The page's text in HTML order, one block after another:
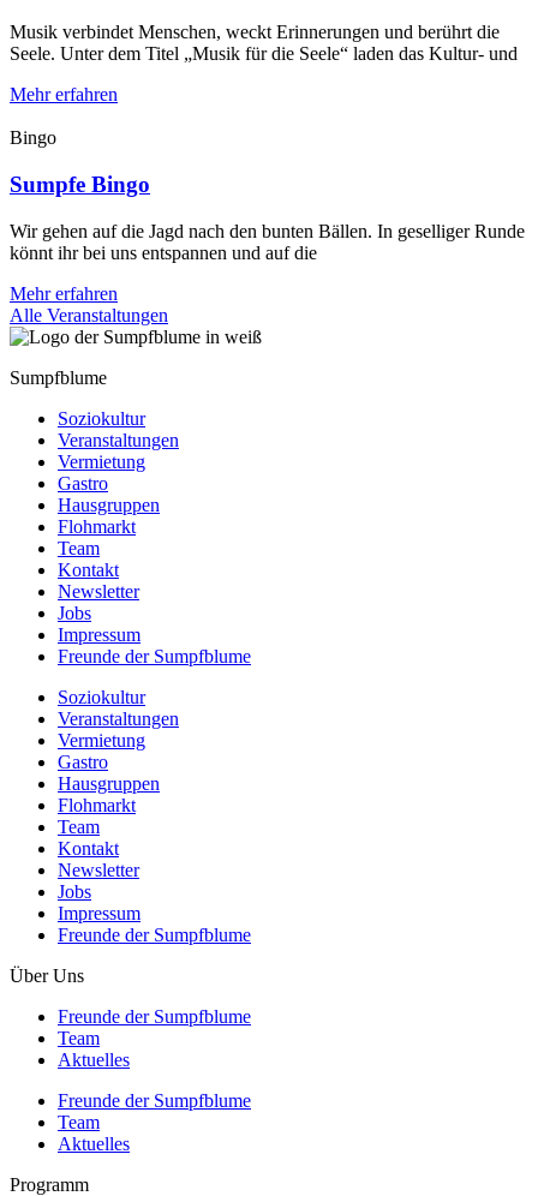
Musik verbindet Menschen, weckt Erinnerungen und berührt die
Seele. Unter dem Titel „Musik für die Seele“ laden das Kultur- und
Mehr erfahren
Bingo
Sumpfe Bingo
Wir gehen auf die Jagd nach den bunten Bällen. In geselliger Runde
könnt ihr bei uns entspannen und auf die
Mehr erfahren
Alle Veranstaltungen
Sumpfblume
Soziokultur
Veranstaltungen
Vermietung
Gastro
Hausgruppen
Flohmarkt
Team
Kontakt
Newsletter
Jobs
Impressum
Freunde der Sumpfblume
Soziokultur
Veranstaltungen
Vermietung
Gastro
Hausgruppen
Flohmarkt
Team
Kontakt
Newsletter
Jobs
Impressum
Freunde der Sumpfblume
Über Uns
Freunde der Sumpfblume
Team
Aktuelles
Freunde der Sumpfblume
Team
Aktuelles
Programm